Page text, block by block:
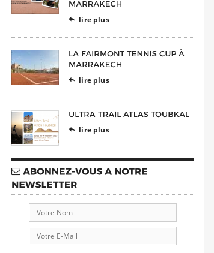
 lire plus
 lire plus
 lire plus